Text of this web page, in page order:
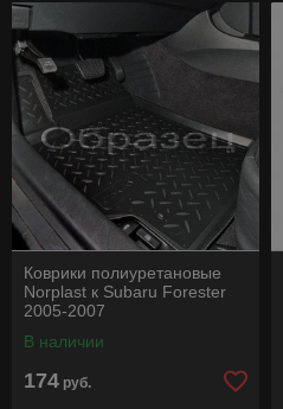
Коврики полиуретановые
Norplast к Subaru Forester
2005-2007
В наличии
174 руб.